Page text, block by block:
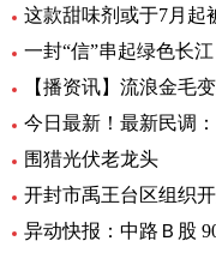
一封“信”串起绿色长江
围猎光伏老龙头